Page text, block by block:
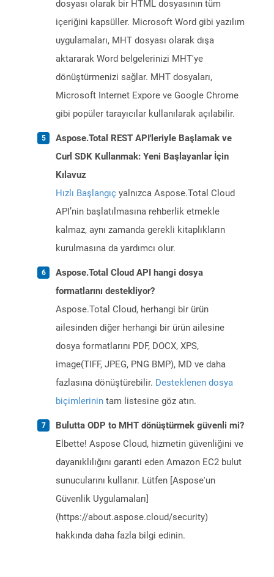
dosyası olarak bir HTML dosyasının tüm
içeriğini kapsüller. Microsoft Word gibi yazılım
uygulamaları, MHT dosyası olarak dışa
aktararak Word belgelerinizi MHT'ye
dönüştürmenizi sağlar. MHT dosyaları,
Microsoft Internet Expore ve Google Chrome
gibi popüler tarayıcılar kullanılarak açılabilir.
Aspose.Total REST API'leriyle Başlamak ve
Curl SDK Kullanmak: Yeni Başlayanlar İçin
Kılavuz
Hızlı Başlangıç yalnızca Aspose.Total Cloud
API’nin başlatılmasına rehberlik etmekle
kalmaz, aynı zamanda gerekli kitaplıkların
kurulmasına da yardımcı olur.
Aspose.Total Cloud API hangi dosya
formatlarını destekliyor?
Aspose.Total Cloud, herhangi bir ürün
ailesinden diğer herhangi bir ürün ailesine
dosya formatlarını PDF, DOCX, XPS,
image(TIFF, JPEG, PNG BMP), MD ve daha
fazlasına dönüştürebilir. Desteklenen dosya
biçimlerinin tam listesine göz atın.
Bulutta ODP to MHT dönüştürmek güvenli mi?
Elbette! Aspose Cloud, hizmetin güvenliğini ve
dayanıklılığını garanti eden Amazon EC2 bulut
sunucularını kullanır. Lütfen [Aspose'un
Güvenlik Uygulamaları]
(https://about.aspose.cloud/security)
hakkında daha fazla bilgi edinin.